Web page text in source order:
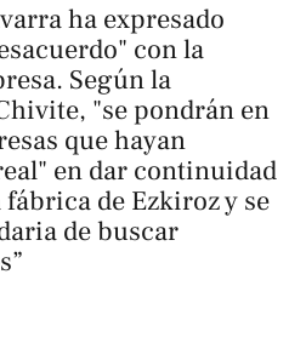
ha expresado
con la
Según la
"se pondrán en
que hayan
en dar continuidad
de Ezkiroz y se
de buscar